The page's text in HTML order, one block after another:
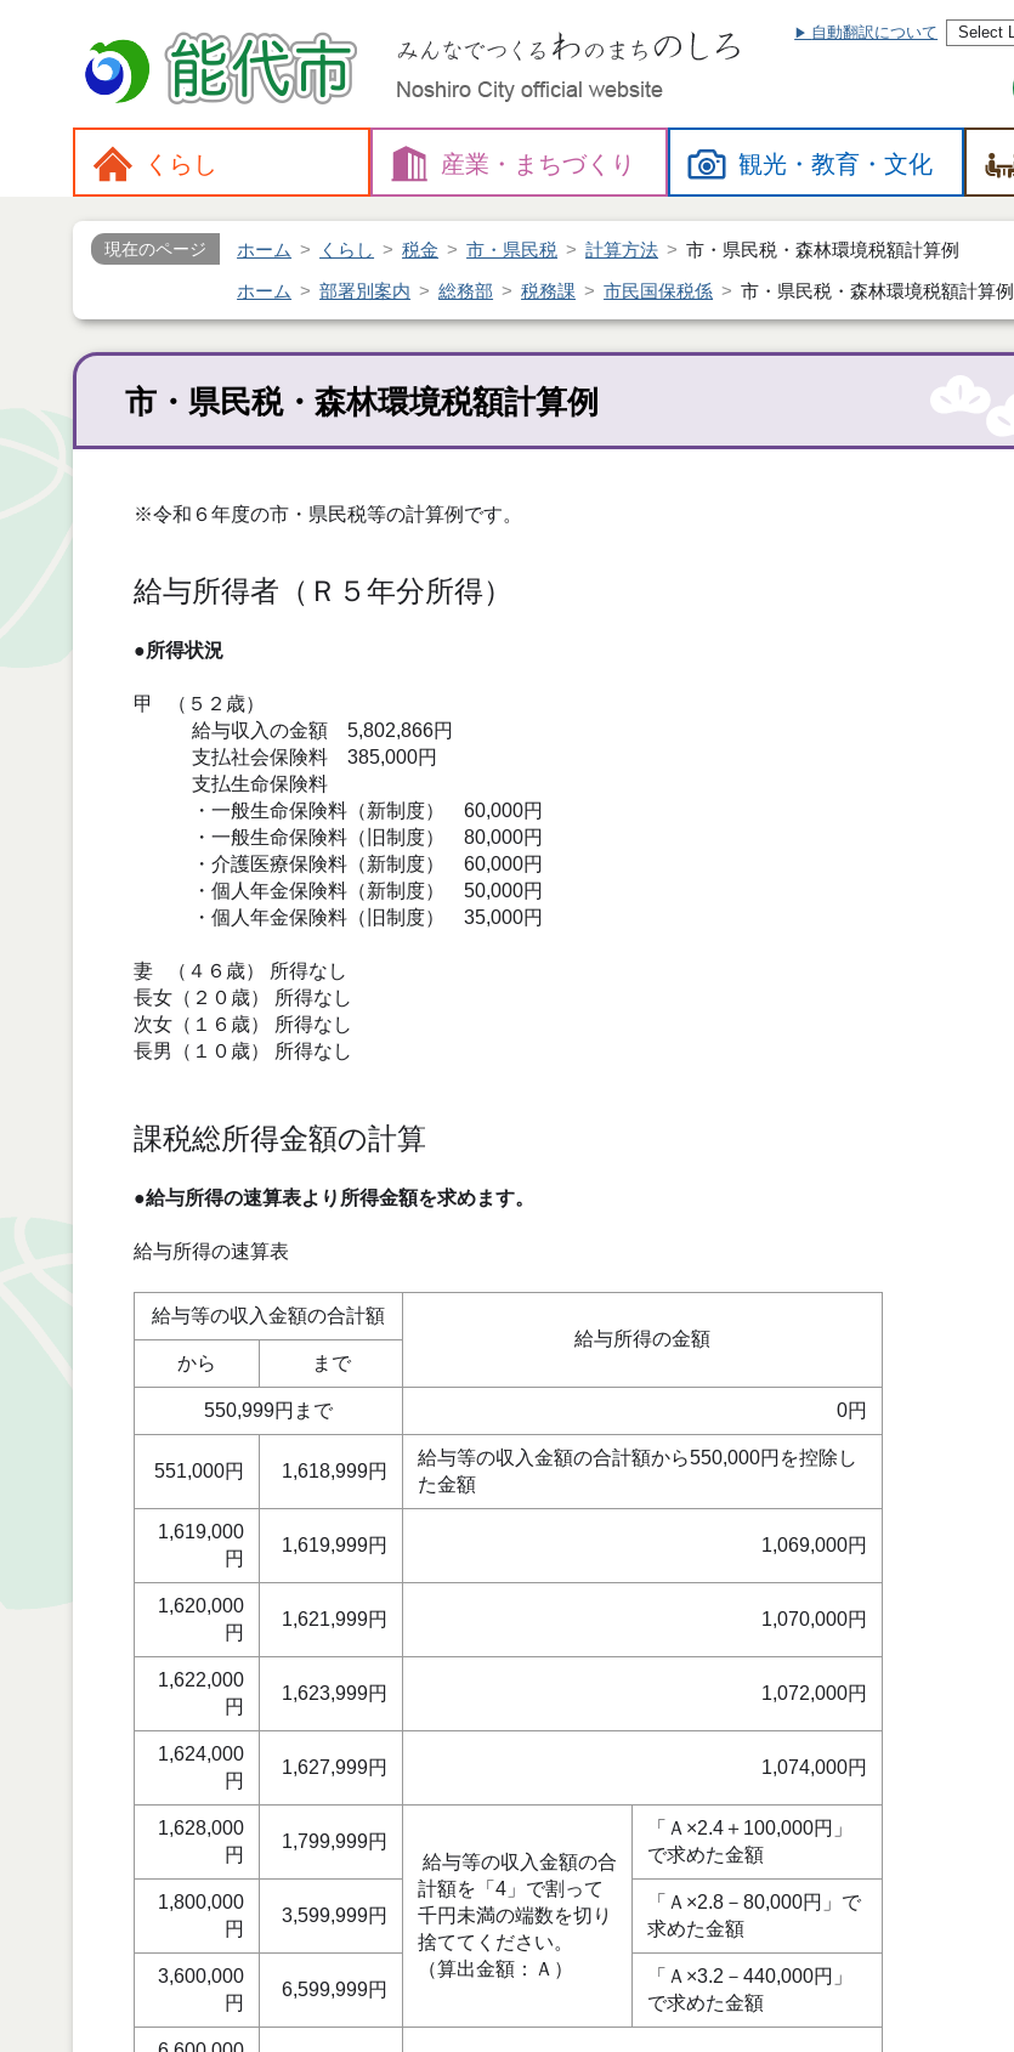
自動翻訳について
くらし 産業・ まちづくり 観光・教育・文化
現在のページ ホーム くらし 税金 市・県民税 計算方法 市・県民税・森林環境税額計算例
ホーム 部署別案内 総務部 税務課 市民国保税係 市・県民税・森林環境税額計算例
市・県民税・森林環境税額計算例
※令和６年度の市・県民税等の計算例です。
給与所得者（Ｒ５年分所得）
●所得状況
甲 （５２歳）
給与収入の金額 5,802,866円
支払社会保険料 385,000円
支払生命保険料
・一般生命保険料（新制度） 60,000円
・一般生命保険料（旧制度） 80,000円
・介護医療保険料（新制度） 60,000円
・個人年金保険料（新制度） 50,000円
・個人年金保険料（旧制度） 35,000円
妻 （４６歳） 所得なし
長女（２０歳） 所得なし
次女（１６歳） 所得なし
長男（１０歳） 所得なし
課税総所得金額の計算
●給与所得の速算表より所得金額を求めます。
給与所得の速算表
給与等の収入金額の合計額
給与所得の金額
から
まで
550,999円まで 0円
551,000円 1,618,999円
給与等の収入金額の合計額から550,000円を控除し
た金額
1,619,000
円
1,619,999円 1,069,000円
1,620,000
円
1,621,999円 1,070,000円
1,622,000
円
1,623,999円 1,072,000円
1,624,000
円
1,627,999円 1,074,000円
1,628,000
円
1,799,999円
給与等の収入金額の合
計額を「4」で割って
千円未満の端数を切り
捨ててください。
（算出金額：Ａ）
「Ａ×2.4＋100,000円」
で求めた金額
1,800,000
円
3,599,999円
「Ａ×2.8－80,000円」で
求めた金額
3,600,000
円
6,599,999円
「Ａ×3.2－440,000円」
で求めた金額